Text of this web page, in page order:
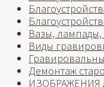
Вазы,
Виды
Демонтаж
ИЗОБРАЖЕНИЯ